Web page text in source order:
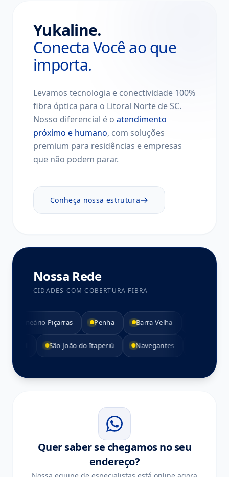
Yukaline.
Conecta Você ao que
importa.
Levamos tecnologia e conectividade 100%
fibra óptica para o Litoral Norte de SC.
Nosso diferencial é o atendimento
próximo e humano, com soluções
premium para residências e empresas
que não podem parar.
Conheça nossa estrutura
Nossa Rede
CIDADES COM COBERTURA FIBRA
Balneário Piçarras Penha Barra Velha
São João do Itaperiú Navegantes
Quer saber se chegamos no seu
endereço?